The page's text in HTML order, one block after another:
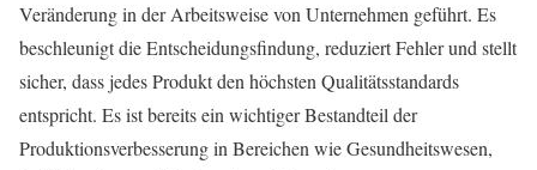
Veränderung in der Arbeitsweise von Unternehmen geführt. Es
beschleunigt die Entscheidungsfindung, reduziert Fehler und stellt
sicher, dass jedes Produkt den höchsten Qualitätsstandards
entspricht. Es ist bereits ein wichtiger Bestandteil der
Produktionsverbesserung in Bereichen wie Gesundheitswesen,